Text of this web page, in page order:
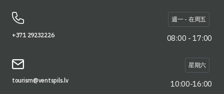
+371 29232226
tourism@ventspils.lv
週一 - 在周五
08:00 - 17:00
星期六
10:00-16:00